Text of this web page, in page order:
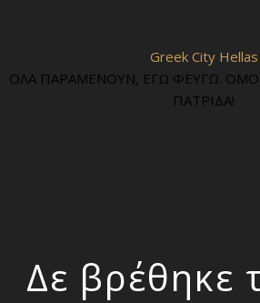
Greek City Hellas
ΟΛΑ ΠΑΡΑΜΕΝΟΥΝ, ΕΓΩ ΦΕΥΓΩ.
ΠΑΤΡΙΔΑ!
Δε βρέθηκε